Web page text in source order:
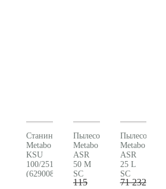
Станина
Metabo
KSU
100/251/401
(629008000)
Пылесос
Metabo
ASR
50 M
SC
602045000
115
Пылесос
Metabo
ASR
25 L
SC
602024000
71 232